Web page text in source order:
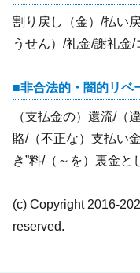
割り戻し（金）/払い
うせん）/礼金/謝礼金
非合法的・闇的リベ
（支払金の）還流/（
賂/（不正な）支払い
き”料/（～を）裏金と
(c) Copyright 2016-
reserved.